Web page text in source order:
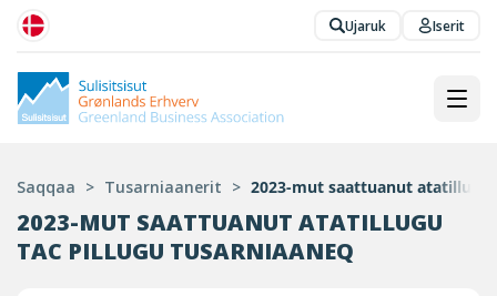
Ujaruk Iserit
Saqqaa > Tusarniaanerit > 2023-mut saattuanut atatillugu
2023-MUT SAATTUANUT ATATILLUGU
TAC PILLUGU TUSARNIAANEQ